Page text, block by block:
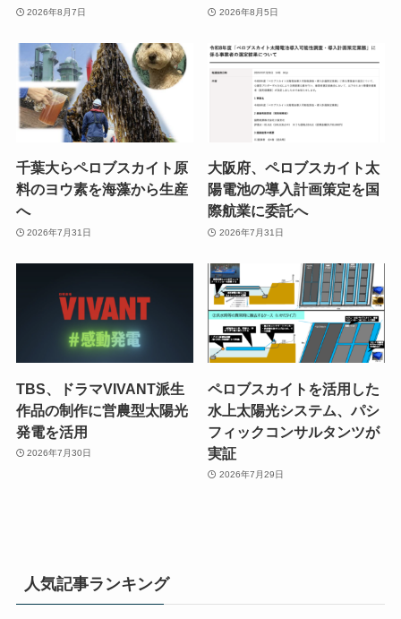
2026年8月7日 2026年8月5日
千葉大らペロブスカイト原
料のヨウ素を海藻から生産
へ
2026年7月31日
大阪府、ペロブスカイト太
陽電池の導入計画策定を国
際航業に委託へ
2026年7月31日
TBS、ドラマVIVANT派生
作品の制作に営農型太陽光
発電を活用
2026年7月30日
ペロブスカイトを活用した
水上太陽光システム、パシ
フィックコンサルタンツが
実証
2026年7月29日
人気記事ランキング